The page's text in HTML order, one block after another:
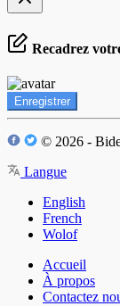
Recadrez
Enregistrer
© 2026 -
Langue
English
French
Wolof
Accueil
À propos
Contactez